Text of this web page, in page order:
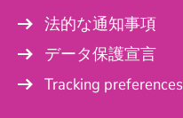
さ
い
。
Name*
法的な通知事項
データ保護宣言
Tracking preferences